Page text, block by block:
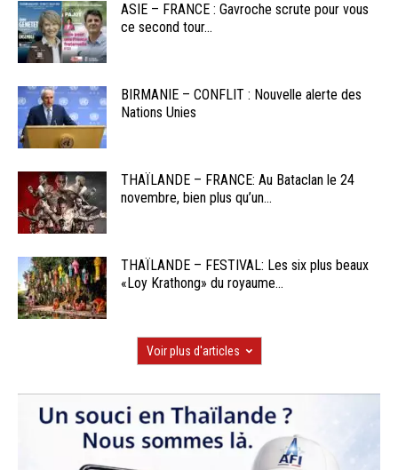
ASIE – FRANCE : Gavroche scrute pour vous
ce second tour...
BIRMANIE – CONFLIT : Nouvelle alerte des
Nations Unies
THAÏLANDE – FRANCE: Au Bataclan le 24
novembre, bien plus qu’un...
THAÏLANDE – FESTIVAL: Les six plus beaux
«Loy Krathong» du royaume...
Voir plus d'articles